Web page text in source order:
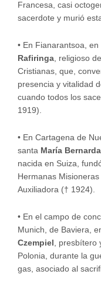
Francesa, casi
sacerdote y murió
• En Fianarantsoa,
Rafiringa, religioso
Cristianas, que,
presencia y vitalidad
cuando todos los
1919).
• En Cartagena de
santa María Bernarda
nacida en Suiza,
Hermanas
Auxiliadora († 1924).
• En el campo de
Munich, de Baviera,
Czempiel , presbítero
Polonia, durante la
gas, asociado al